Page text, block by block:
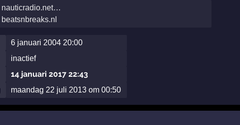
nauticradio.net…
beatsnbreaks.nl
6 januari 2004 20:00
inactief
14 januari 2017 22:43
maandag 22 juli 2013 om 00:50